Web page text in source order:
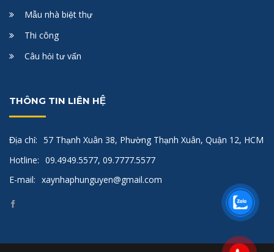
Mẫu nhà biệt thự
Thi công
Câu hỏi tư vấn
THÔNG TIN LIÊN HỆ
Địa chỉ: 57 Thạnh Xuân 38, Phường Thạnh Xuân, Quận 12, HCM
Hotline: 09.4949.5577, 09.7777.5577
E-mail: xaynhaphunguyen@gmail.com